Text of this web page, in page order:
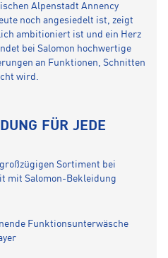
Alpenstadt Annency
noch angesiedelt ist, zeigt
ambitioniert ist und ein Herz
bei Salomon hochwertige
an Funktionen, Schnitten
wird.
FÜR JEDE
Sortiment bei
mit Salomon-Bekleidung
Funktionsunterwäsche